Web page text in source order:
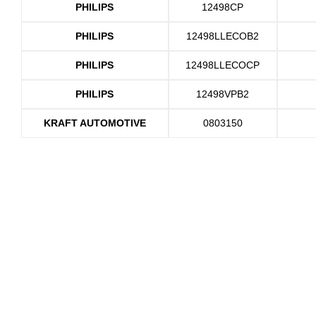
PHILIPS 12498CP
PHILIPS 12498LLECOB2
PHILIPS 12498LLECOCP
PHILIPS 12498VPB2
KRAFT AUTOMOTIVE 0803150